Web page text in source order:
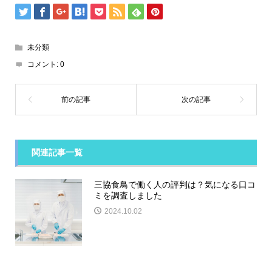
未分類
コメント: 0
関連記事一覧
三協食鳥で働く人の評判は？気になる口コ
ミを調査しました
2024.10.02